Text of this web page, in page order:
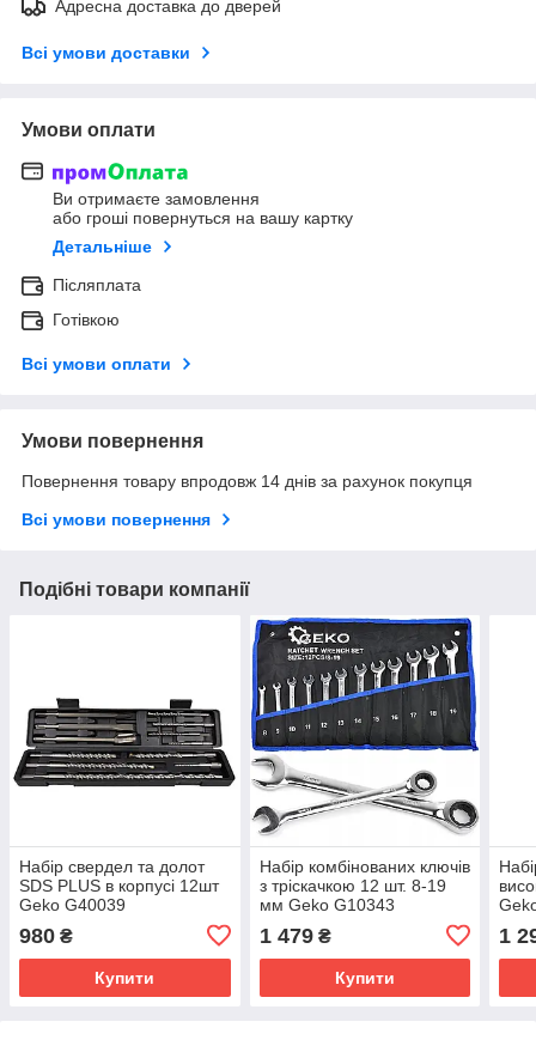
Адресна доставка до дверей
Всі умови доставки
Умови оплати
Ви отримаєте замовлення
або гроші повернуться на вашу картку
Детальніше
Післяплата
Готівкою
Всі умови оплати
Умови повернення
Повернення товару впродовж 14 днів за рахунок покупця
Всі умови повернення
Подібні товари компанії
Набір свердел та долот
SDS PLUS в корпусі 12шт
Geko G40039
980 ₴
Купити
Набір комбінованих ключів
з тріскачкою 12 шт. 8-19
мм Geko G10343
1 479₴
Купити
1